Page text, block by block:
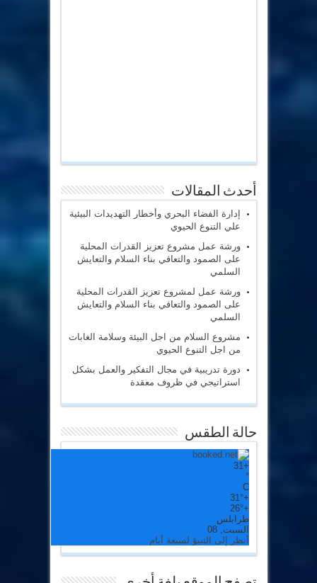
أحدث المقالات
إدارة الفضاء البحري وأخطار التهديدات البيئية
علي التنوع الحيوي
ورشة عمل مشروع تعزيز القدرات المحلية
على الصمود والتعافي بناء السلام والتعايش
السلمي
ورشة عمل لمشروع تعزيز القدرات المحلية
على الصمود والتعافي بناء السلام والتعايش
السلمي
مشروع السلام من اجل البيئة وسلامة الغابات
من اجل التنوع الحيوي
دورة تدريبية في مجال التفكير والعمل بشكل
استراتيجي في ظروف معقدة
حالة الطقس
+
31
°
C
+
31°
+
26°
طرابلس
السبت, 08
أنظر إلى التنبؤ لسبعة أيام